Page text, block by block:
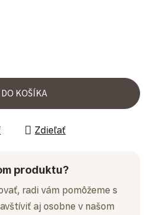
DO KOŠÍKA
Zdieľať
produktu?
radi vám pomôžeme s
aj osobne v našom